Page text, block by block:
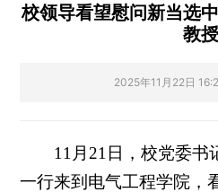
校领导看望慰问新当选
教授
2025年11月22日
11月21日，校党委书
一行来到电气工程学院，